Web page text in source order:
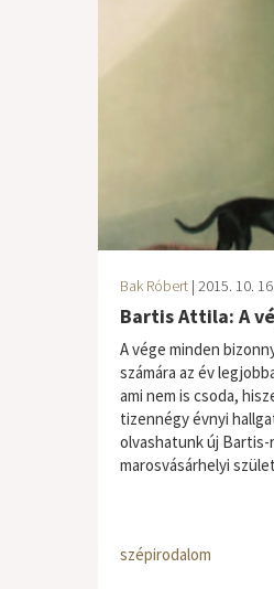
Bak Róbert | 2015. 10. 16.
Bartis Attila: A
A vége minden
számára az év
ami nem is csoda,
tizennégy évnyi
olvashatunk új Bartis-
marosvásárhelyi
szépirodalom